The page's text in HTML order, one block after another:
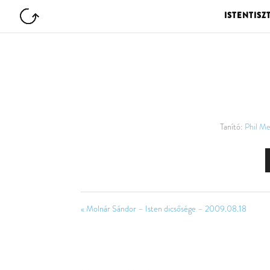
Tanító: Phil
« Molnár Sándor – Isten dicsősége – 2009.08.18